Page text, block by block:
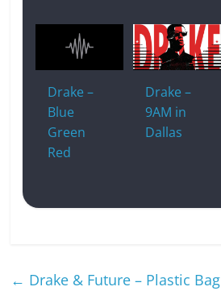
Drake –
Blue
Green
Red
Drake –
9AM in
Dallas
← Drake & Future – Plastic Bag